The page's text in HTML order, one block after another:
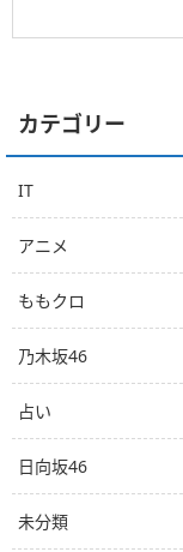
カテゴリー
IT
アニメ
ももクロ
乃木坂46
占い
日向坂46
未分類